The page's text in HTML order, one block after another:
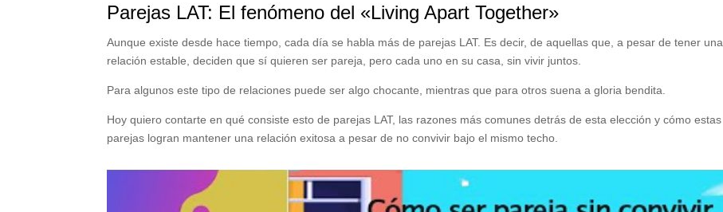
Parejas LAT: El fenómeno del «Living Apart Together»
Aunque existe desde hace tiempo, cada día se habla más de parejas LAT. Es decir, de aquellas que, a pesar de tener una
relación estable, deciden que sí quieren ser pareja, pero cada uno en su casa, sin vivir juntos.
Para algunos este tipo de relaciones puede ser algo chocante, mientras que para otros suena a gloria bendita.
Hoy quiero contarte en qué consiste esto de parejas LAT, las razones más comunes detrás de esta elección y cómo estas
parejas logran mantener una relación exitosa a pesar de no convivir bajo el mismo techo.